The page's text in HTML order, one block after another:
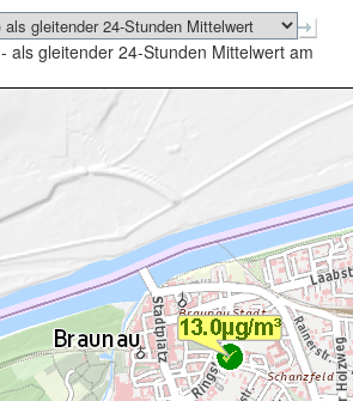
- als gleitender 24-Stunden Mittelwert am